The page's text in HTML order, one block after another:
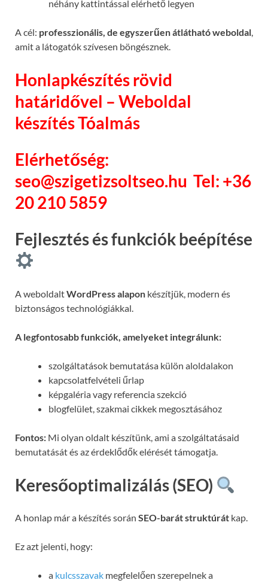
néhány kattintással elérhető legyen
A cél: professzionális, de egyszerűen átlátható weboldal,
amit a látogatók szívesen böngésznek.
Honlapkészítés rövid
határidővel – Weboldal
készítés Tóalmás
Elérhetőség:
seo@szigetizsoltseo.hu Tel: +36
20 210 5859
Fejlesztés és funkciók beépítése
A weboldaltWordPress alapon készítjük, modern és
biztonságos technológiákkal.
A legfontosabb funkciók, amelyeket integrálunk:
szolgáltatások bemutatása külön aloldalakon
kapcsolatfelvételi űrlap
képgaléria vagy referencia szekció
blogfelület, szakmai cikkek megosztásához
Fontos: Mi olyan oldalt készítünk, ami a szolgáltatásaid
bemutatását és az érdeklődők elérését támogatja.
Keresőoptimalizálás (SEO)
A honlap már a készítés során SEO-barát struktúrát kap.
Ez azt jelenti, hogy:
a kulcsszavak megfelelően szerepelnek a